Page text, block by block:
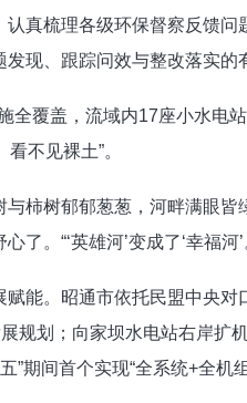
真梳理各级环保督察反馈问
现、跟踪问效与整改落实的
全覆盖，流域内17座小水电
不见裸土”。
柿树郁郁葱葱，河畔满眼皆
。“‘英雄河’变成了‘幸福河’
能。昭通市依托民盟中央对
规划；向家坝水电站右岸扩
期间首个实现“全系统+全机